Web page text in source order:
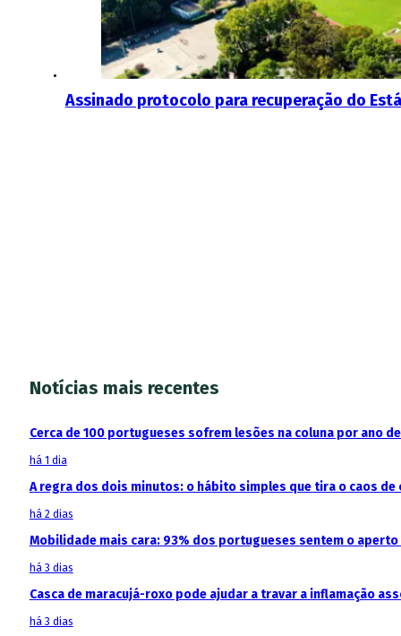
Assinado protocolo para recuperação do
Notícias mais recentes
Cerca de 100 portugueses sofrem lesões na coluna por ano
há 1 dia
A regra dos dois minutos: o hábito simples que tira o caos de
há 2 dias
Mobilidade mais cara: 93% dos portugueses sentem o
há 3 dias
Casca de maracujá-roxo pode ajudar a travar a inflamação
há 3 dias